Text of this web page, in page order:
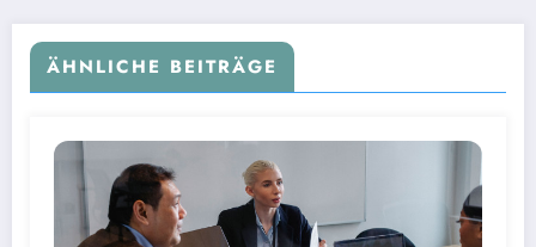
ÄHNLICHE BEITRÄGE